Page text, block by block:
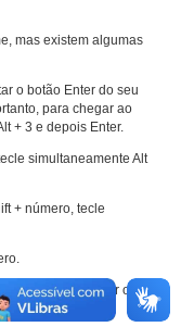
mas existem algumas
o botão Enter do seu
para chegar ao
+ 3 e depois Enter.
simultaneamente Alt
+ número, tecle
explicam melhor o
nos sites da